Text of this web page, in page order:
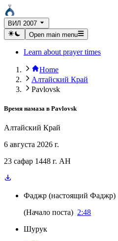
ВИЛ 2007
Open main menu
Learn about prayer times
Home
Алтайский Край
Pavlovsk
Время намаза в Pavlovsk
Алтайский Край
6 августа 2026 г.
23 сафар 1448 г. AH
Фаджр (настоящий Фаджр)
(Начало поста) 2:48
Шурук